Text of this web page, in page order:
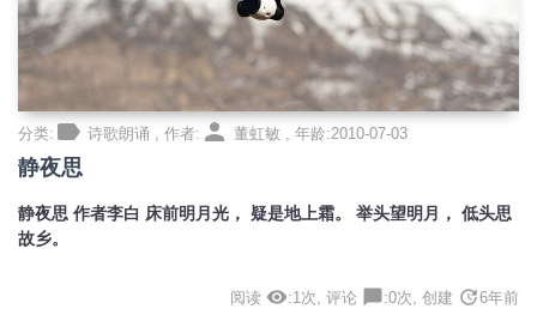
分类: label 诗歌朗诵 , 作者: person 董虹敏 , 年龄:2010-07-03
静夜思
静夜思 作者李白 床前明月光， 疑是地上霜。 举头望明月， 低头思
故乡。
阅读 visibility:1次, 评论 chat_bubble:0次, 创建 update6年前